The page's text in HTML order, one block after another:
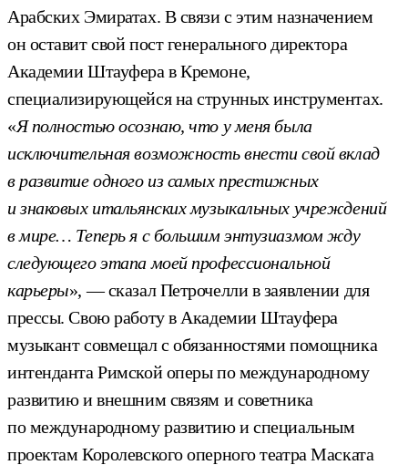
Арабских Эмиратах. В связи с этим назначением
он оставит свой пост генерального директора
Академии Штауфера в Кремоне,
специализирующейся на струнных инструментах.
«Я полностью осознаю, что у меня была
исключительная возможность внести свой вклад
в развитие одного из самых престижных
и знаковых итальянских музыкальных учреждений
в мире… Теперь я с большим энтузиазмом жду
следующего этапа моей профессиональной
карьеры», — сказал Петрочелли в заявлении для
прессы. Свою работу в Академии Штауфера
музыкант совмещал с обязанностями помощника
интенданта Римской оперы по международному
развитию и внешним связям и советника
по международному развитию и специальным
проектам Королевского оперного театра Маската